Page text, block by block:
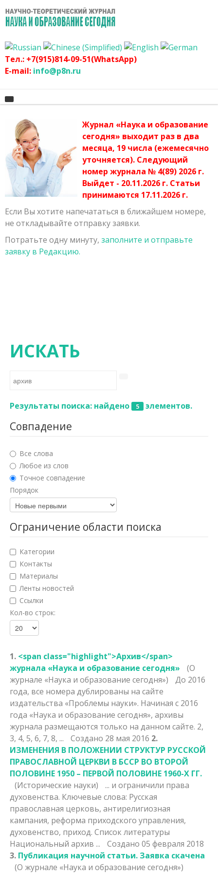
Тел.: +7(915)814-09-51(WhatsApp)
E-mail: info@p8n.ru
Главная
Архив журнала
Сертификат
Публикационная этика журнала
Политика журнала
Порядок рецензирования рукописей, поступивших в
редакцию
О журнале
График
Оргвзнос
Наши авторы
Физико-математические науки
Химические науки
Исторические науки
Философские науки
Филологические науки
Географические науки
Педагогические науки
Медицинские науки
Фармацевтические науки
Искусствоведение
Архитектура
Психологические науки
Социологические науки
Политические науки
Культурология
Науки о земле
Заявка на публикацию
Контакты
Журнал «Наука и образование
сегодня» выходит раз в два
месяца, 19 числа (ежемесячно
уточняется). Следующий
номер журнала № 4(89) 2026 г.
Выйдет - 20.11.2026 г. Статьи
принимаются 17.11.2026 г.
Если Вы хотите напечататься в ближайшем номере,
не откладывайте отправку заявки.
Потратьте одну минуту, заполните и отправьте
заявку в Редакцию.
ИСКАТЬ
Результаты поиска: найдено 5 элементов.
Совпадение
Все слова
Любое из слов
Точное совпадение
Порядок
Ограничение области поиска
Категории
Контакты
Материалы
Ленты новостей
Ссылки
Кол-во строк:
1. <span class="highlight">Архив</span>
журнала «Наука и образование сегодня»
(О
журнале «Наука и образование сегодня»)
До 2016
года, все номера дублированы на сайте
издательства «Проблемы науки». Начиная с 2016
года «Наука и образование сегодня», архивы
журнала размещаются только на данном сайте. 2,
3, 4, 5, 6, 7, 8, ...
Создано 28 мая 2016 2.
ИЗМЕНЕНИЯ В ПОЛОЖЕНИИ СТРУКТУР РУССКОЙ
ПРАВОСЛАВНОЙ ЦЕРКВИ В БССР ВО ВТОРОЙ
ПОЛОВИНЕ 1950 – ПЕРВОЙ ПОЛОВИНЕ 1960-Х ГГ.
(Исторические науки)
... и ограничили права
духовенства. Ключевые слова: Русская
православная церковь, антирелигиозная
кампания, реформа приходского управления,
духовенство, приход. Список литературы
Национальный архив ...
Создано 05 февраля 2018
3. Публикация научной статьи. Заявка скачена
(О журнале «Наука и образование сегодня»)